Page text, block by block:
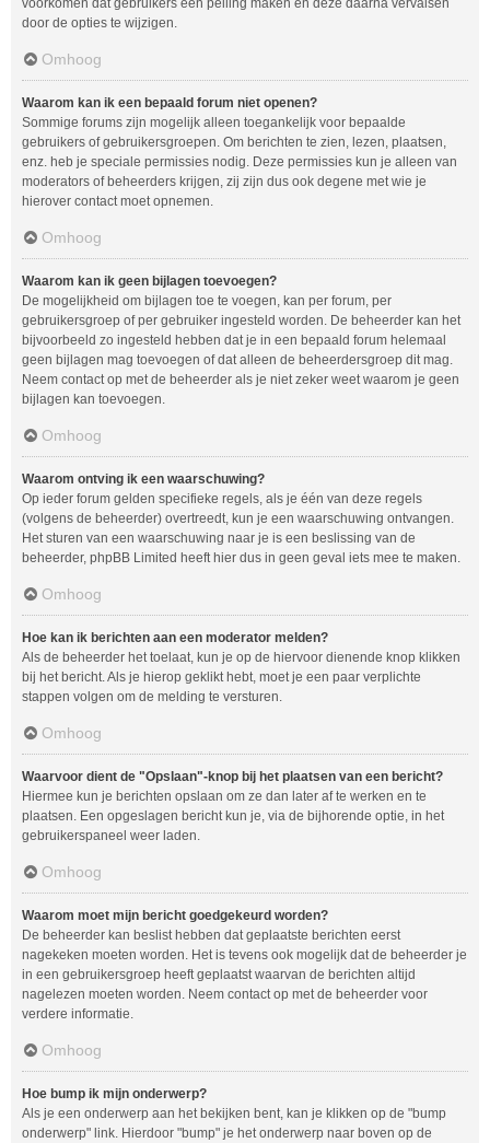
voorkomen dat gebruikers een peiling maken en deze daarna vervalsen
door de opties te wijzigen.
Omhoog
Waarom kan ik een bepaald forum niet openen?
Sommige forums zijn mogelijk alleen toegankelijk voor bepaalde
gebruikers of gebruikersgroepen. Om berichten te zien, lezen, plaatsen,
enz. heb je speciale permissies nodig. Deze permissies kun je alleen van
moderators of beheerders krijgen, zij zijn dus ook degene met wie je
hierover contact moet opnemen.
Omhoog
Waarom kan ik geen bijlagen toevoegen?
De mogelijkheid om bijlagen toe te voegen, kan per forum, per
gebruikersgroep of per gebruiker ingesteld worden. De beheerder kan het
bijvoorbeeld zo ingesteld hebben dat je in een bepaald forum helemaal
geen bijlagen mag toevoegen of dat alleen de beheerdersgroep dit mag.
Neem contact op met de beheerder als je niet zeker weet waarom je geen
bijlagen kan toevoegen.
Omhoog
Waarom ontving ik een waarschuwing?
Op ieder forum gelden specifieke regels, als je één van deze regels
(volgens de beheerder) overtreedt, kun je een waarschuwing ontvangen.
Het sturen van een waarschuwing naar je is een beslissing van de
beheerder, phpBB Limited heeft hier dus in geen geval iets mee te maken.
Omhoog
Hoe kan ik berichten aan een moderator melden?
Als de beheerder het toelaat, kun je op de hiervoor dienende knop klikken
bij het bericht. Als je hierop geklikt hebt, moet je een paar verplichte
stappen volgen om de melding te versturen.
Omhoog
Waarvoor dient de "Opslaan"-knop bij het plaatsen van een bericht?
Hiermee kun je berichten opslaan om ze dan later af te werken en te
plaatsen. Een opgeslagen bericht kun je, via de bijhorende optie, in het
gebruikerspaneel weer laden.
Omhoog
Waarom moet mijn bericht goedgekeurd worden?
De beheerder kan beslist hebben dat geplaatste berichten eerst
nagekeken moeten worden. Het is tevens ook mogelijk dat de beheerder je
in een gebruikersgroep heeft geplaatst waarvan de berichten altijd
nagelezen moeten worden. Neem contact op met de beheerder voor
verdere informatie.
Omhoog
Hoe bump ik mijn onderwerp?
Als je een onderwerp aan het bekijken bent, kan je klikken op de "bump
onderwerp" link. Hierdoor "bump" je het onderwerp naar boven op de